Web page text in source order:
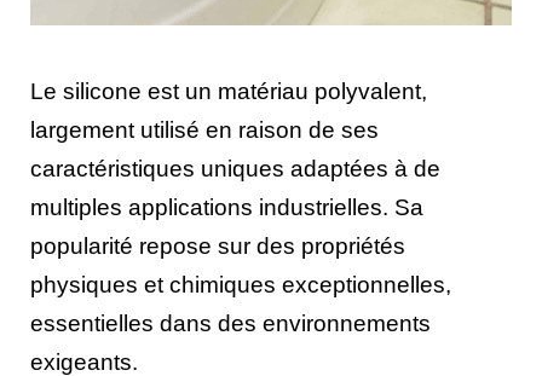
Le silicone est un matériau polyvalent,
largement utilisé en raison de ses
caractéristiques uniques adaptées à de
multiples applications industrielles. Sa
popularité repose sur des propriétés
physiques et chimiques exceptionnelles,
essentielles dans des environnements
exigeants.